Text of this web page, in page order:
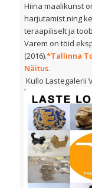
Hiina maalikunst
harjutamist ning
teraapiliselt ja
Varem on töid
(2016).*Tallinna
Näitus.
Kullo Lastegalerii